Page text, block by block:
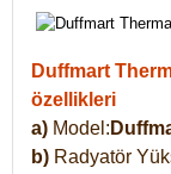
Duffmart
özellikleri
a) Model:
b) Radyatör